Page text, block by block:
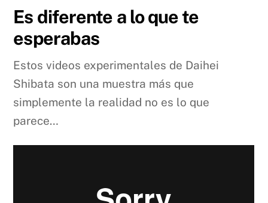
Es diferente a lo que te
esperabas
Estos videos experimentales de Daihei
Shibata son una muestra más que
simplemente la realidad no es lo que
parece…